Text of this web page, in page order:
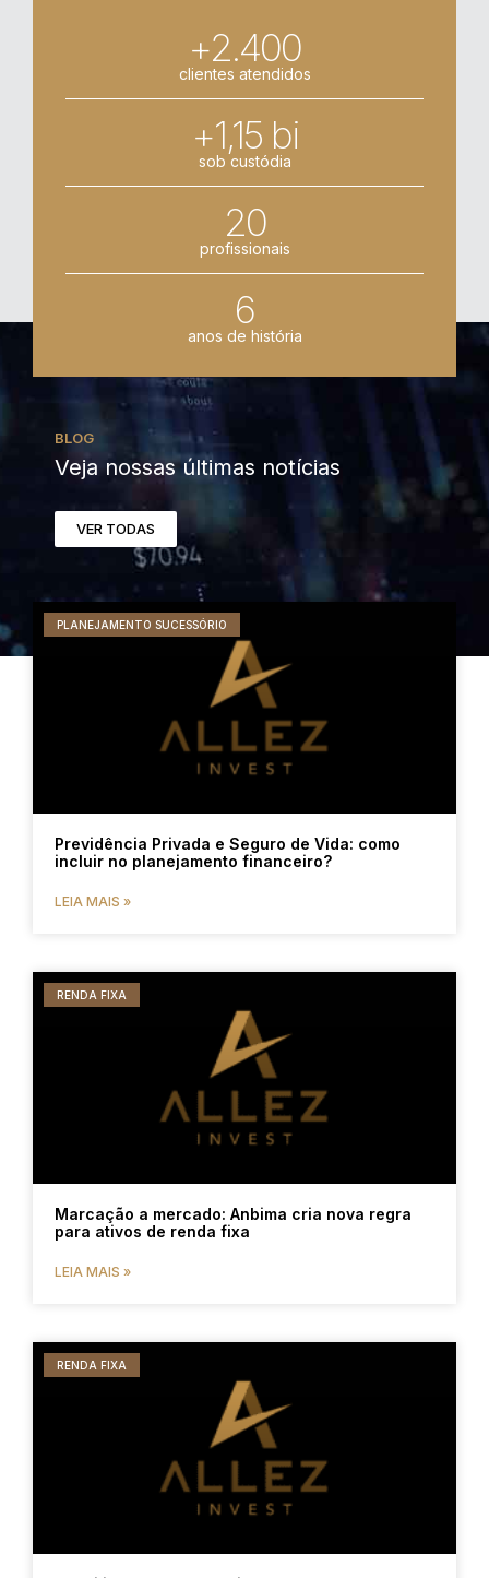
+2.400
clientes atendidos
+1,15 bi
sob custódia
20
profissionais
6
anos de história
BLOG
Veja nossas últimas notícias
VER TODAS
PLANEJAMENTO SUCESSÓRIO
Previdência Privada e Seguro de Vida: como
incluir no planejamento financeiro?
LEIA MAIS »
RENDA FIXA
Marcação a mercado: Anbima cria nova regra
para ativos de renda fixa
LEIA MAIS »
RENDA FIXA